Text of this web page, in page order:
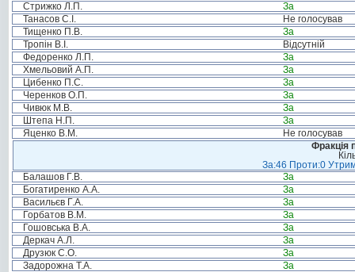
Стрижко Л.П.
За
Танасов С.І.
Не голосував
Тищенко П.В.
За
Тропін В.І.
Відсутній
Федоренко Л.П.
За
Хмельовий А.П.
За
Цибенко П.С.
За
Черенков О.П.
За
Чивюк М.В.
За
Штепа Н.П.
За
Яценко В.М.
Не голосував
Фракція
За:46 Проти:0
Балашов Г.В.
За
Богатиренко А.А.
За
Васильєв Г.А.
За
Горбатов В.М.
За
Гошовська В.А.
За
Деркач А.Л.
За
Друзюк С.О.
За
Задорожна Т.А.
За